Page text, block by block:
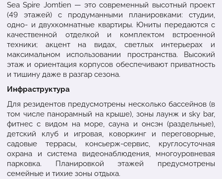
Sea Spire Jomtien — это современный высотный проект
(49 этажей) с продуманными планировками: студии,
одно- и двухкомнатные квартиры. Юниты передаются с
качественной отделкой и комплектом встроенной
техники; акцент на видах, светлых интерьерах и
максимальном использовании пространства. Высокий
этаж и ориентация корпусов обеспечивают приватность
и тишину даже в разгар сезона.
Инфраструктура
Для резидентов предусмотрены несколько бассейнов (в
том числе панорамный на крыше), зоны лаунж и sky bar,
фитнес с видом на море, сауна и онсэн (раздельные),
детский клуб и игровая, коворкинг и переговорные,
садовые террасы, консьерж-сервис, круглосуточная
охрана и система видеонаблюдения, многоуровневая
парковка. Планировкой этажей предусмотрены
семейные и тихие зоны отдыха.